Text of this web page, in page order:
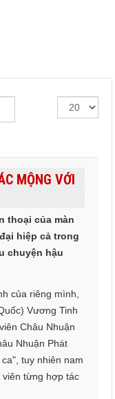
Hiển
thị
MỘNG VỚI
thoại của màn
hiệp cả trong
chuyện hậu
của riêng mình,
Vương Tinh
Châu Nhuận
Nhuận Phát
tuy nhiên nam
viên từng hợp tác